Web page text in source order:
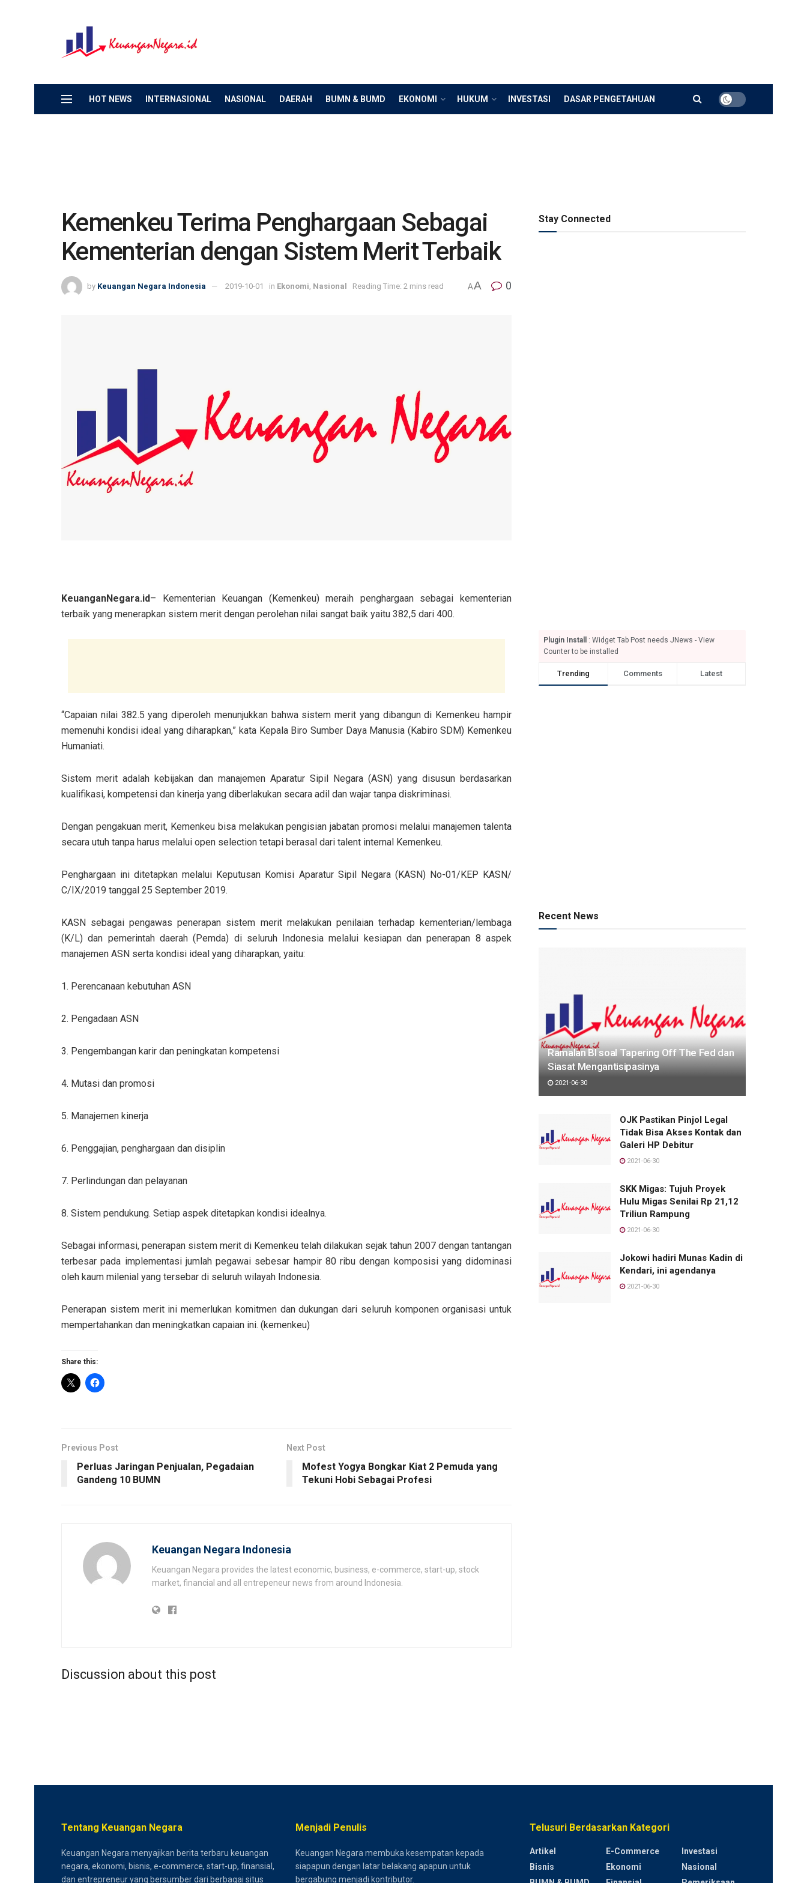
HOT NEWS INTERNASIONAL NASIONAL DAERAH BUMN & BUMD EKONOMI HUKUM INVESTASI DASAR PENGETAHUAN
Kemenkeu Terima Penghargaan Sebagai
Kementerian dengan Sistem Merit Terbaik
by Keuangan Negara Indonesia 2019-10-01 in Ekonomi Nasional Reading Time: 2 mins read AA 0
KeuanganNegara.id– Kementerian Keuangan (Kemenkeu) meraih penghargaan sebagai kementerian
terbaik yang menerapkan sistem merit dengan perolehan nilai sangat baik yaitu 382,5 dari 400.
“Capaian nilai 382.5 yang diperoleh menunjukkan bahwa sistem merit yang dibangun di Kemenkeu hampir
memenuhi kondisi ideal yang diharapkan,” kata Kepala Biro Sumber Daya Manusia (Kabiro SDM) Kemenkeu
Humaniati.
Sistem merit adalah kebijakan dan manajemen Aparatur Sipil Negara (ASN) yang disusun berdasarkan
kualifikasi, kompetensi dan kinerja yang diberlakukan secara adil dan wajar tanpa diskriminasi.
Dengan pengakuan merit, Kemenkeu bisa melakukan pengisian jabatan promosi melalui manajemen talenta
secara utuh tanpa harus melalui open selection tetapi berasal dari talent internal Kemenkeu.
Penghargaan ini ditetapkan melalui Keputusan Komisi Aparatur Sipil Negara (KASN) No-01/KEP KASN/
C/IX/2019 tanggal 25 September 2019.
KASN sebagai pengawas penerapan sistem merit melakukan penilaian terhadap kementerian/lembaga
(K/L) dan pemerintah daerah (Pemda) di seluruh Indonesia melalui kesiapan dan penerapan 8 aspek
manajemen ASN serta kondisi ideal yang diharapkan, yaitu:
1. Perencanaan kebutuhan ASN
2. Pengadaan ASN
3. Pengembangan karir dan peningkatan kompetensi
4. Mutasi dan promosi
5. Manajemen kinerja
6. Penggajian, penghargaan dan disiplin
7. Perlindungan dan pelayanan
8. Sistem pendukung. Setiap aspek ditetapkan kondisi idealnya.
Sebagai informasi, penerapan sistem merit di Kemenkeu telah dilakukan sejak tahun 2007 dengan tantangan
terbesar pada implementasi jumlah pegawai sebesar hampir 80 ribu dengan komposisi yang didominasi
oleh kaum milenial yang tersebar di seluruh wilayah Indonesia.
Penerapan sistem merit ini memerlukan komitmen dan dukungan dari seluruh komponen organisasi untuk
mempertahankan dan meningkatkan capaian ini. (kemenkeu)
Share this:
Previous Post
Perluas Jaringan Penjualan, Pegadaian
Gandeng 10 BUMN
Next Post
Mofest Yogya Bongkar Kiat 2 Pemuda yang
Tekuni Hobi Sebagai Profesi
Keuangan Negara Indonesia
Keuangan Negara provides the latest economic, business, e-commerce, start-up, stock
market, financial and all entrepeneur news from around Indonesia.
Discussion about this post
Stay Connected
Plugin Install
: Widget Tab Post needs JNews - View
Counter to be installed
Trending Comments Latest
Recent News
Ramalan BI soal Tapering Off The Fed dan
Siasat Mengantisipasinya
2021-06-30
OJK Pastikan Pinjol Legal
Tidak Bisa Akses Kontak dan
Galeri HP Debitur
2021-06-30
SKK Migas: Tujuh Proyek
Hulu Migas Senilai Rp 21,12
Triliun Rampung
2021-06-30
Jokowi hadiri Munas Kadin di
Kendari, ini agendanya
2021-06-30
Tentang Keuangan Negara
Keuangan Negara menyajikan berita terbaru keuangan
negara, ekonomi, bisnis, e-commerce, start-up, finansial,
dan entrepreneur yang bersumber dari berbagai situs
Menjadi Penulis
Keuangan Negara membuka kesempatan kepada
siapapun dengan latar belakang apapun untuk
bergabung menjadi kontributor.
Telusuri Berdasarkan Kategori
Artikel
Bisnis
E-Commerce
Ekonomi
Investasi
Nasional